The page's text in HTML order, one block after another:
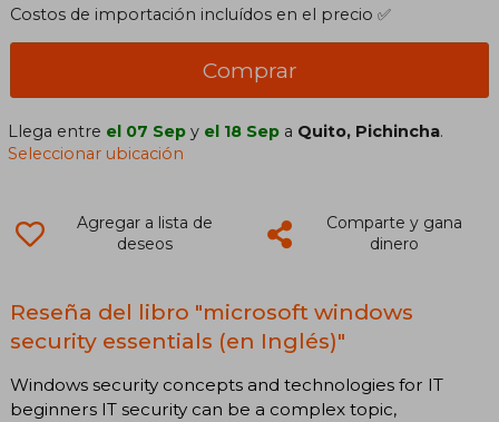
Costos de importación incluídos en el precio ✅
Comprar
Llega entre el 07 Sep y el 18 Sep a Quito, Pichincha.
Seleccionar ubicación
Agregar a lista de
deseos
Comparte y gana
dinero
Reseña del libro "microsoft windows
security essentials (en Inglés)"
Windows security concepts and technologies for IT
beginners IT security can be a complex topic,